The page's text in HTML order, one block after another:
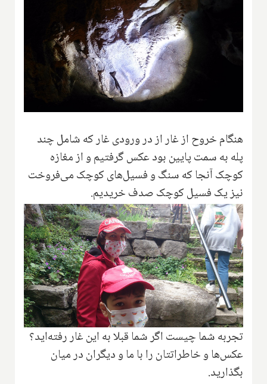
هنگام خروح از غار از در ورودی غار که شامل چند
پله به سمت پایین بود عکس گرفتیم و از مغازه
کوچک آنجا که سنگ و فسیل‌های کوچک می‌فروخت
نیز یک فسیل کوچک صدف خریدیم.
تجربه شما چیست اگر شما قبلا به این غار رفته‌اید؟
عکس‌ها و خاطراتتان را با ما و دیگران در میان
بگذارید.